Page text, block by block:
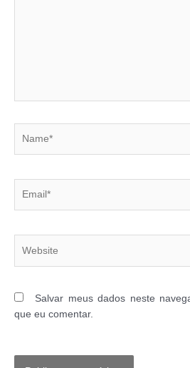
Salvar meus dados neste
que eu comentar.